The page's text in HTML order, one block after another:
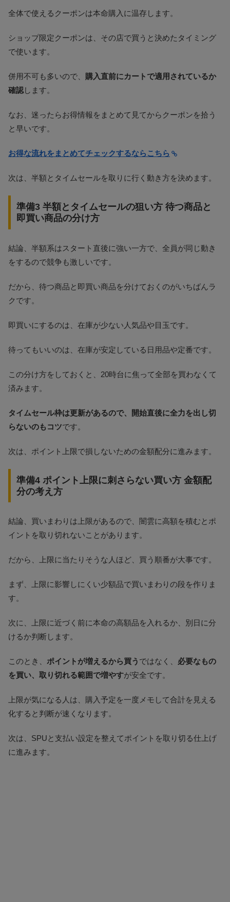
全体で使えるクーポンは本命購入に温存します。
ショップ限定クーポンは、その店で買うと決めたタイミング
で使います。
併用不可も多いので、
購入直前にカートで適用されているか
確認します。
なお、迷ったらお得情報をまとめて見てからクーポンを拾う
と早いです。
お得な流れをまとめてチェックするならこちら
次は、半額とタイムセールを取りに行く動き方を決めます。
準備3 半額とタイムセールの狙い方 待つ商品と
即買い商品の分け方
結論、半額系はスタート直後に強い一方で、全員が同じ動き
をするので競争も激しいです。
だから、待つ商品と即買い商品を分けておくのがいちばんラ
クです。
即買いにするのは、在庫が少ない人気品や目玉です。
待ってもいいのは、在庫が安定している日用品や定番です。
この分け方をしておくと、20時台に焦って全部を買わなくて
済みます。
タイムセール枠は更新があるので、開始直後に全力を出し切
らないのもコツです。
次は、ポイント上限で損しないための金額配分に進みます。
準備4 ポイント上限に刺さらない買い方 金額配
分の考え方
結論、買いまわりは上限があるので、闇雲に高額を積むとポ
イントを取り切れないことがあります。
だから、上限に当たりそうな人ほど、買う順番が大事です。
まず、上限に影響しにくい少額品で買いまわりの段を作りま
す。
次に、上限に近づく前に本命の高額品を入れるか、別日に分
けるか判断します。
このとき、 ポイントが増えるから買う ではなく、 必要なもの
を買い、取り切れる範囲で増やすが安全です。
上限が気になる人は、購入予定を一度メモして合計を見える
化すると判断が速くなります。
次は、SPUと支払い設定を整えてポイントを取り切る仕上げ
に進みます。